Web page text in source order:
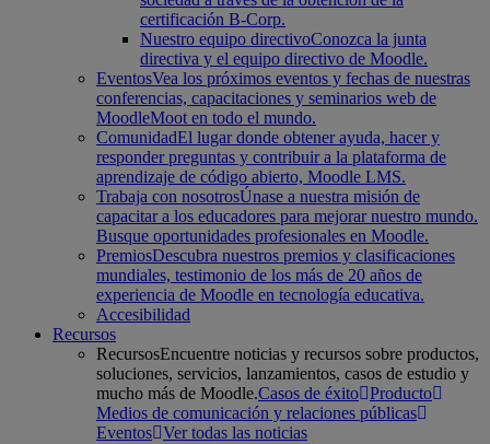
certificación B-Corp.
Nuestro equipo directivoConozca la junta
directiva y el equipo directivo de Moodle.
EventosVea los próximos eventos y fechas de nuestras
conferencias, capacitaciones y seminarios web de
MoodleMoot en todo el mundo.
ComunidadEl lugar donde obtener ayuda, hacer y
responder preguntas y contribuir a la plataforma de
aprendizaje de código abierto, Moodle LMS.
Trabaja con nosotrosÚnase a nuestra misión de
capacitar a los educadores para mejorar nuestro mundo.
Busque oportunidades profesionales en Moodle.
PremiosDescubra nuestros premios y clasificaciones
mundiales, testimonio de los más de 20 años de
experiencia de Moodle en tecnología educativa.
Accesibilidad
Recursos
RecursosEncuentre noticias y recursos sobre productos,
soluciones, servicios, lanzamientos, casos de estudio y
mucho más de Moodle.Casos de éxito Producto
Medios de comunicación y relaciones públicas
Eventos Ver todas las noticias